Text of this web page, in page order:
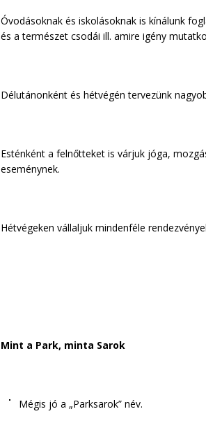
Óvodásoknak és iskolásoknak is kínálunk
és a természet csodái ill. amire igény
Délutánonként és hétvégén tervezünk
Esténként a felnőtteket is várjuk jóga,
eseménynek.
Hétvégeken vállaljuk mindenféle
Mint a Park, minta Sarok
Mégis jó a „Parksarok” név.